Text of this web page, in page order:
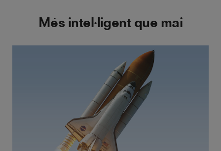
Més intel·ligent que mai